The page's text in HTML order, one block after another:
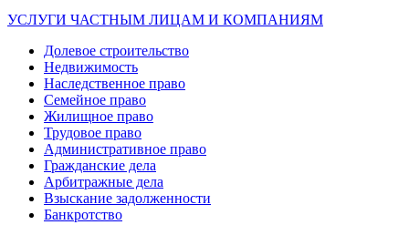
УСЛУГИ ЧАСТНЫМ ЛИЦАМ И КОМПАНИЯМ
Долевое строительство
Недвижимость
Наследственное право
Семейное право
Жилищное право
Трудовое право
Административное право
Гражданские дела
Арбитражные дела
Взыскание задолженности
Банкротство